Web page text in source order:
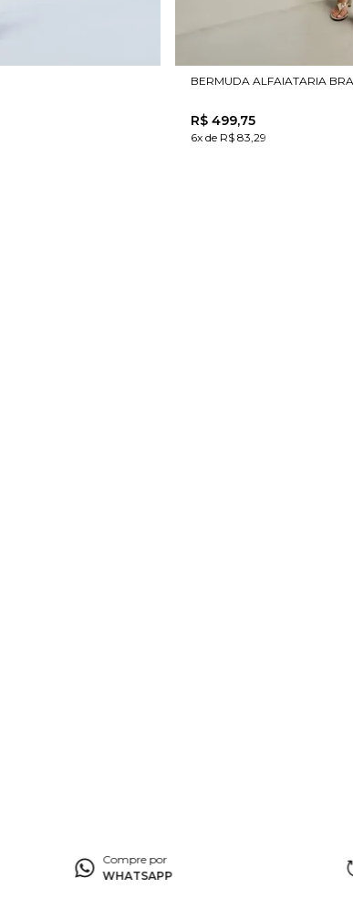
BERMUDA ALFAIATARIA
R$ 499,75
6x de R$ 83,29
Compre por
WHATSAPP